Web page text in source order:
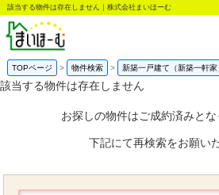
該当する物件は存在しません｜株式会社まいほーむ
TOPページ 物件検索 新築一戸建て（新築一軒家
該当する物件は存在しません
お探しの物件はご成約済みとな
下記にて再検索をお願い